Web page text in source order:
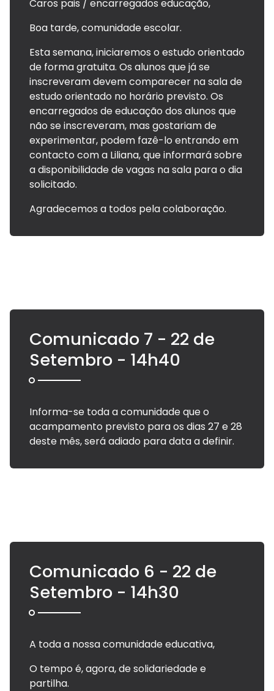
Tabela de Preços
Viver as férias 2025
Testemunhos
Perguntas Frequentes
Jornal Digital
Caros pais / encarregados educação,
Boa tarde, comunidade escolar.
Esta semana, iniciaremos o estudo orientado
de forma gratuita. Os alunos que já se
inscreveram devem comparecer na sala de
estudo orientado no horário previsto. Os
encarregados de educação dos alunos que
não se inscreveram, mas gostariam de
experimentar, podem fazê-lo entrando em
contacto com a Liliana, que informará sobre
a disponibilidade de vagas na sala para o dia
solicitado.
Agradecemos a todos pela colaboração.
Comunicado 7 - 22 de
Setembro - 14h40
Informa-se toda a comunidade que o
acampamento previsto para os dias 27 e 28
deste mês, será adiado para data a definir.
Comunicado 6 - 22 de
Setembro - 14h30
A toda a nossa comunidade educativa,
O tempo é, agora, de solidariedade e
partilha.